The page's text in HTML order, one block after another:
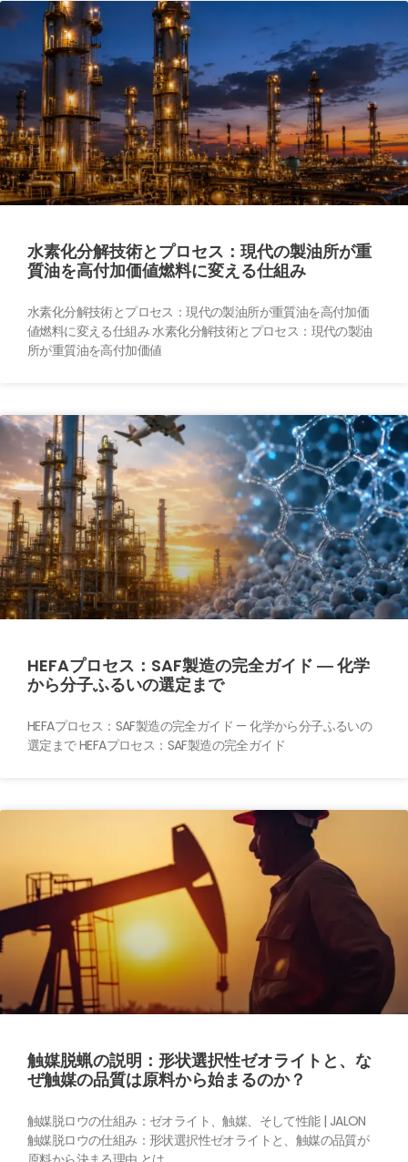
水素化分解技術とプロセス：現代の製油所が重
質油を高付加価値燃料に変える仕組み
水素化分解技術とプロセス：現代の製油所が重質油を高付加価
値燃料に変える仕組み 水素化分解技術とプロセス：現代の製油
所が重質油を高付加価値
HEFAプロセス：SAF製造の完全ガイド ― 化学
から分子ふるいの選定まで
HEFAプロセス：SAF製造の完全ガイド — 化学から分子ふるいの
選定まで HEFAプロセス：SAF製造の完全ガイド
触媒脱蝋の説明：形状選択性ゼオライトと、な
ぜ触媒の品質は原料から始まるのか？
触媒脱ロウの仕組み：ゼオライト、触媒、そして性能 | JALON
触媒脱ロウの仕組み：形状選択性ゼオライトと、触媒の品質が